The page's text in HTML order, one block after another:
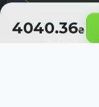
4040.36
© 2026